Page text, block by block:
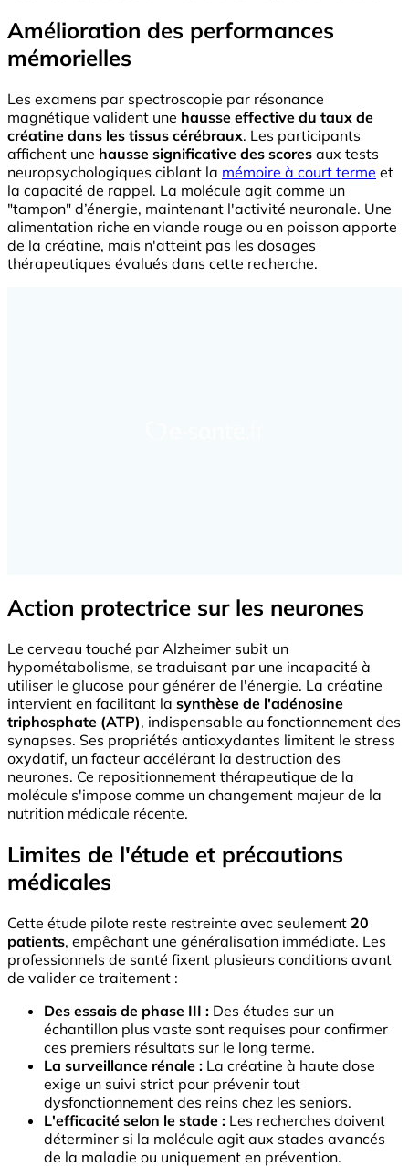
Amélioration des performances
mémorielles
Les examens par spectroscopie par résonance
magnétique valident une hausse effective du taux de
créatine dans les tissus cérébraux. Les participants
affichent une hausse significative des scores aux tests
neuropsychologiques ciblant la mémoire à court terme et
la capacité de rappel. La molécule agit comme un
"tampon" d’énergie, maintenant l'activité neuronale. Une
alimentation riche en viande rouge ou en poisson apporte
de la créatine, mais n'atteint pas les dosages
thérapeutiques évalués dans cette recherche.
Action protectrice sur les neurones
Le cerveau touché par Alzheimer subit un
hypométabolisme, se traduisant par une incapacité à
utiliser le glucose pour générer de l'énergie. La créatine
intervient en facilitant la synthèse de l'adénosine
triphosphate (ATP), indispensable au fonctionnement des
synapses. Ses propriétés antioxydantes limitent le stress
oxydatif, un facteur accélérant la destruction des
neurones. Ce repositionnement thérapeutique de la
molécule s'impose comme un changement majeur de la
nutrition médicale récente.
Limites de l'étude et précautions
médicales
Cette étude pilote reste restreinte avec seulement 20
patients, empêchant une généralisation immédiate. Les
professionnels de santé fixent plusieurs conditions avant
de valider ce traitement :
Des essais de phase III : Des études sur un
échantillon plus vaste sont requises pour confirmer
ces premiers résultats sur le long terme.
La surveillance rénale : La créatine à haute dose
exige un suivi strict pour prévenir tout
dysfonctionnement des reins chez les seniors.
L'efficacité selon le stade : Les recherches doivent
déterminer si la molécule agit aux stades avancés
de la maladie ou uniquement en prévention.